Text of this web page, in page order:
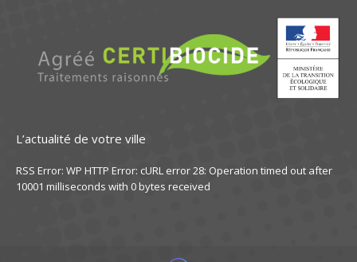
L’actualité de votre ville
RSS Error: WP HTTP Error: cURL error 28: Operation timed out after
10001 milliseconds with 0 bytes received